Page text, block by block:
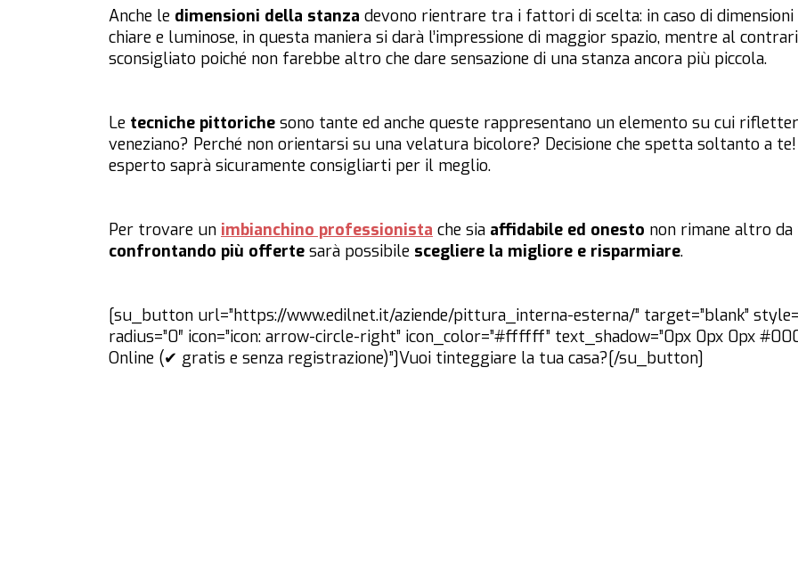
Anche le dimensioni della stanza devono rientrare tra i fattori di scelta: in caso di
chiare e luminose, in questa maniera si darà l’impressione di maggior spazio, mentre al
sconsigliato poiché non farebbe altro che dare sensazione di una stanza ancora più piccola.
Le tecniche pittoriche sono tante ed anche queste rappresentano un elemento su cui
veneziano? Perché non orientarsi su una velatura bicolore? Decisione che spetta soltanto a
esperto saprà sicuramente consigliarti per il meglio.
Per trovare un imbianchino professionista che sia affidabile ed onesto non rimane altro
confrontando più offerte sarà possibile scegliere la migliore e risparmiare.
[su_button url=”https://www.edilnet.it/aziende/pittura_interna-esterna/” target=”blank”
radius=”0″ icon=”icon: arrow-circle-right” icon_color=”#ffffff” text_shadow=”0px 0px 0px
Online (✔ gratis e senza registrazione)”]Vuoi tinteggiare la tua casa?[/su_button]